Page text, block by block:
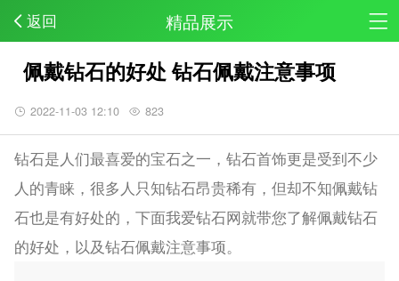
返回 精品展示
佩戴钻石的好处 钻石佩戴注意事项
2022-11-03 12:10 823
钻石是人们最喜爱的宝石之一，钻石首饰更是受到不少
人的青睐，很多人只知钻石昂贵稀有，但却不知佩戴钻
石也是有好处的，下面我爱钻石网就带您了解佩戴钻石
的好处，以及钻石佩戴注意事项。